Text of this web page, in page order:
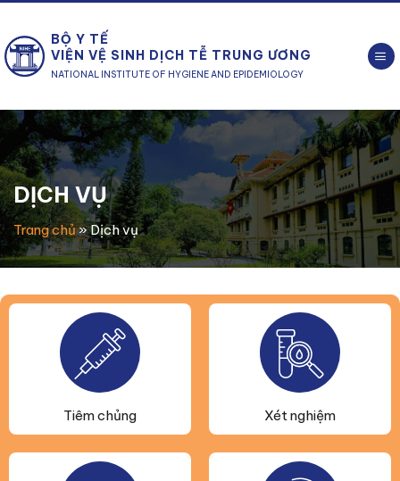
nội
dung
BỘ Y TẾ
VIỆN VỆ SINH DỊCH TỄ TRUNG ƯƠNG
NATIONAL INSTITUTE OF HYGIENE AND EPIDEMIOLOGY
DỊCH VỤ
Trang chủ»Dịch vụ
Tiêm chủng Xét nghiệm